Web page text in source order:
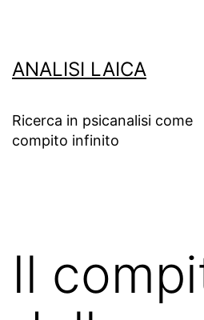
contenuto
ANALISI LAICA
Ricerca in psicanalisi come
compito infinito
Il